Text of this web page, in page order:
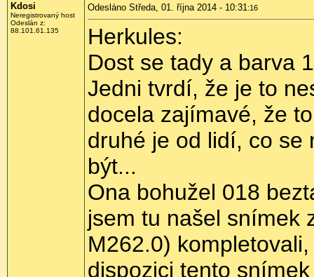
Kdosi
Neregistrovaný host
Odeslán z:
88.101.61.135
Odesláno Středa, 01. října 2014 - 10:31:16
Herkules:
Dost se tady a barva
Jedni tvrdí, že je to
docela zajímavé, že
druhé je od lidí, co se
být...
Ona bohužel 018
jsem tu našel snímek
M262.0)
dispozici tento